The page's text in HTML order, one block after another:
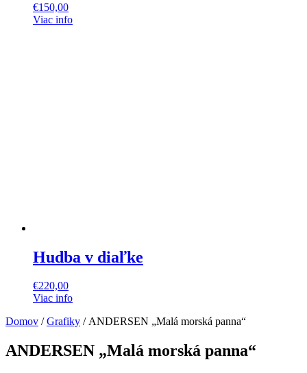
€150,00
Viac info
Hudba v diaľke
€220,00
Viac info
Domov /Grafiky / ANDERSEN „Malá morská panna“
ANDERSEN „Malá morská panna“